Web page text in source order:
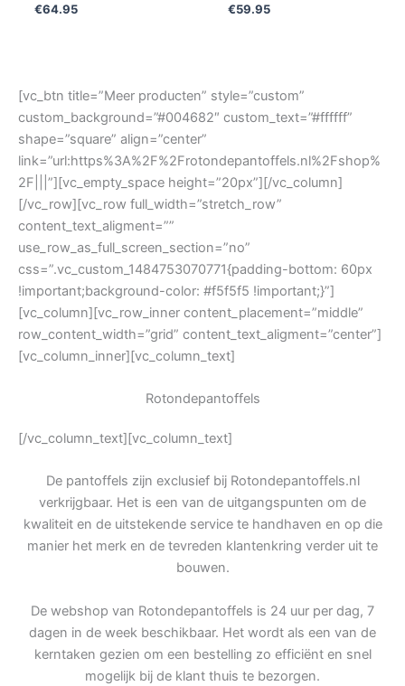
€64.95 €59.95
[vc_btn title=”Meer producten” style=”custom”
custom_background=”#004682″ custom_text=”#ffffff”
shape=”square” align=”center”
link=”url:https%3A%2F%2Frotondepantoffels.nl%2Fshop%
2F|||”][vc_empty_space height=”20px”][/vc_column]
[/vc_row][vc_row full_width=”stretch_row”
content_text_aligment=””
use_row_as_full_screen_section=”no”
css=”.vc_custom_1484753070771{padding-bottom: 60px
!important;background-color: #f5f5f5 !important;}”]
[vc_column][vc_row_inner content_placement=”middle”
row_content_width=”grid” content_text_aligment=”center”]
[vc_column_inner][vc_column_text]
Rotondepantoffels
[/vc_column_text][vc_column_text]
De pantoffels zijn exclusief bij Rotondepantoffels.nl
verkrijgbaar. Het is een van de uitgangspunten om de
kwaliteit en de uitstekende service te handhaven en op die
manier het merk en de tevreden klantenkring verder uit te
bouwen.
De webshop van Rotondepantoffels is 24 uur per dag, 7
dagen in de week beschikbaar. Het wordt als een van de
kerntaken gezien om een bestelling zo efficiënt en snel
mogelijk bij de klant thuis te bezorgen.